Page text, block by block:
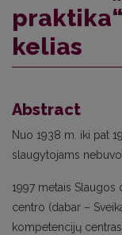
kelias
Abstract
Nuo 1938 m. iki pat
slaugytojams
1997 metais
centro (dabar –
kompetencijų